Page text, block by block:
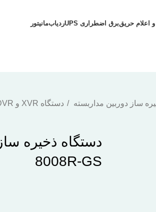
و اعلام حریقبرق اضطراری UPS ردیابمانیتور
ساز دوربین مداربسته دستگاه XVR و DVR
8008R-GS